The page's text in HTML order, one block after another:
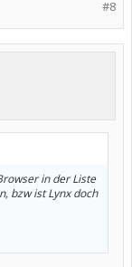
#8
in der Liste
bzw ist Lynx doch